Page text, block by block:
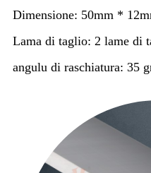
Dimensione: 50mm *
Lama di taglio: 2 lame di
angulu di raschiatura: 35